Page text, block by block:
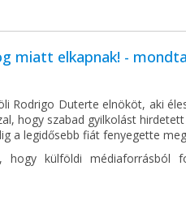
miatt elkapnak! -
Rodrigo Duterte elnököt, aki
hogy szabad gyilkolást
a legidősebb fiát fenyegette
hogy külföldi médiaforrásból